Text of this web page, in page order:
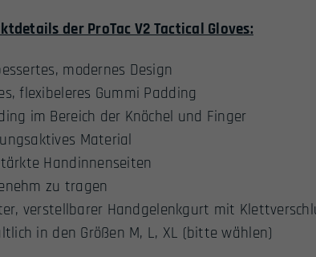
der ProTac V2 Tactical Gloves:
modernes Design
flexibeleres Gummi Padding
im Bereich der Knöchel und Finger
Material
Handinnenseiten
zu tragen
verstellbarer Handgelenkgurt mit
in den Größen M, L, XL (bitte wählen)